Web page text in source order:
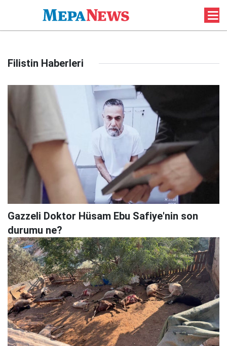
Filistin Haberleri
Gazzeli Doktor Hüsam Ebu Safiye'nin son
durumu ne?